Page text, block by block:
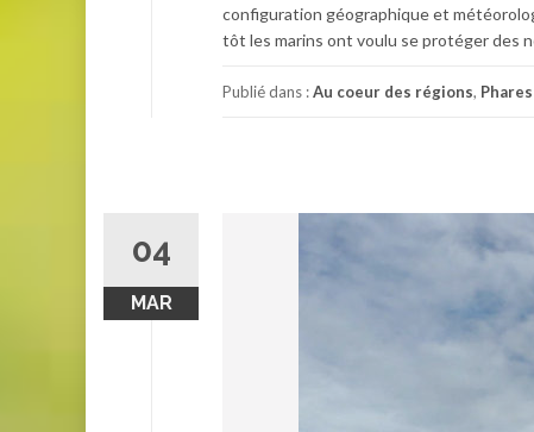
configuration géographique et
tôt les marins ont voulu se protéger des
Publié dans :Au coeur des régions, Phares
04
MAR